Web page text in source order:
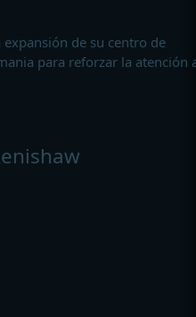
de su centro de
para reforzar la atención